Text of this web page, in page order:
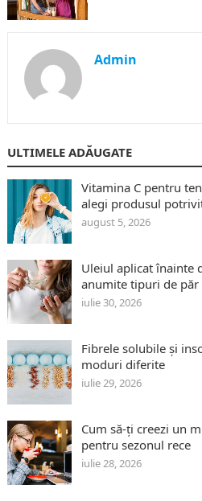
Admin
ULTIMELE ADĂUGATE
Vitamina C pentru
alegi produsul
august 5, 2026
Uleiul aplicat înainte
anumite tipuri de păr
iulie 30, 2026
Fibrele solubile și
moduri diferite
iulie 29, 2026
Cum să-ți creezi un
pentru sezonul rece
iulie 28, 2026